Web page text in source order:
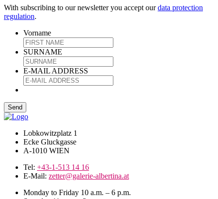
With subscribing to our newsletter you accept ourdata protection
regulation.
Vorname
SURNAME
E-MAIL ADDRESS
Lobkowitzplatz 1
Ecke Gluckgasse
A-1010 WIEN
Tel: +43-1-513 14 16
E-Mail: zetter@galerie-albertina.at
Monday to Friday 10 a.m. – 6 p.m.